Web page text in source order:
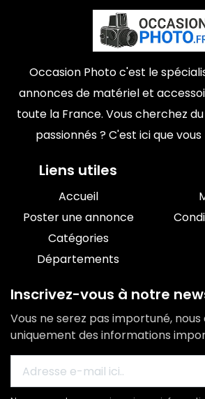
Occasion Photo c'est le
annonces de matériel et
toute la France. Vous cherchez
passionnés ? C'est ici que
Liens utiles
Accueil
Poster une annonce
Catégories
Départements
Inscrivez-vous à notre
Vous ne serez pas importuné, nous
uniquement des informations